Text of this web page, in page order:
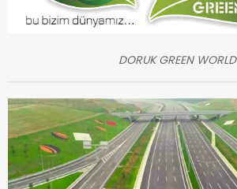
DORUK GREEN WORLD